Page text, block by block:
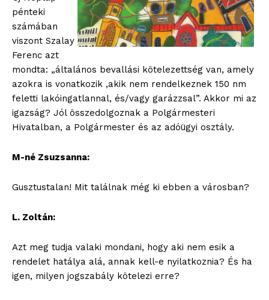
pénteki
számában
viszont Szalay
Ferenc azt
mondta: „általános bevallási kötelezettség van, amely
azokra is vonatkozik ,akik nem rendelkeznek 150 nm
feletti lakóingatlannal, és/vagy garázzsal”. Akkor mi az
igazság? Jól összedolgoznak a Polgármesteri
Hivatalban, a Polgármester és az adóügyi osztály.
M-né Zsuzsanna:
Gusztustalan! Mit találnak még ki ebben a városban?
L. Zoltán:
Azt meg tudja valaki mondani, hogy aki nem esik a
rendelet hatálya alá, annak kell-e nyilatkoznia? És ha
igen, milyen jogszabály kötelezi erre?